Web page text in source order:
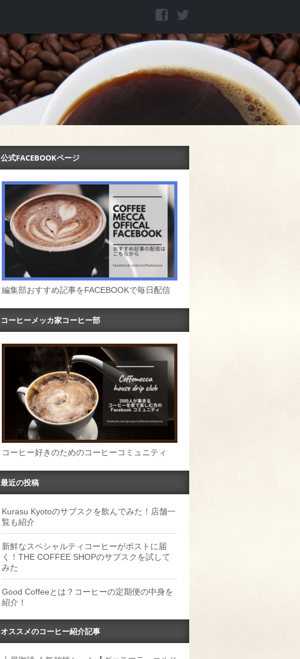
公式FACEBOOKページ
編集部おすすめ記事をFACEBOOKで毎日配信
コーヒーメッカ家コーヒー部
コーヒー好きのためのコーヒーコミュニティ
最近の投稿
Kurasu Kyotoのサブスクを飲んでみた！店舗一
覧も紹介
新鮮なスペシャルティコーヒーがポストに届
く！THE COFFEE SHOPのサブスクを試して
みた
Good Coffeeとは？コーヒーの定期便の中身を
紹介！
オススメのコーヒー紹介記事